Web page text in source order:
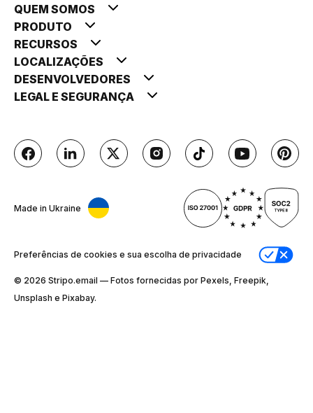
QUEM SOMOS
PRODUTO
RECURSOS
LOCALIZAÇÕES
DESENVOLVEDORES
LEGAL E SEGURANÇA
Made in Ukraine
Preferências de cookies e sua escolha de privacidade
© 2026 Stripо.email — Fotos fornecidas por Pexels, Freepik,
Unsplash e Pixabay.